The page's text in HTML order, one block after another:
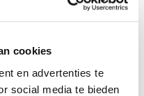
cookies
en advertenties te
social media te bieden
in NL & BE